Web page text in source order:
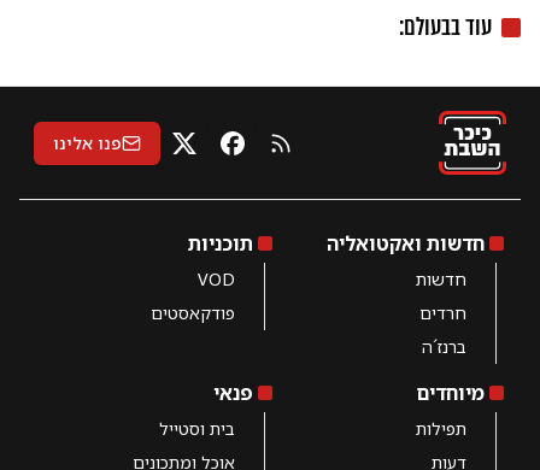
עוד בבעולם:
RSS פייסבוק
X פנו אלינו
חדשות ואקטואליה
חדשות
חרדים
ברנז´ה
תוכניות
VOD
פודקאסטים
מיוחדים
תפילות
דעות
פנאי
בית וסטייל
אוכל ומתכונים